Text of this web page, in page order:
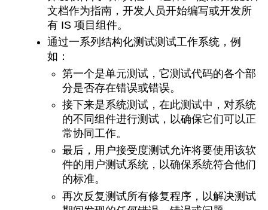
文档作为指南，开发人员开始编写或开发所
有 IS 项目组件。
通过一系列结构化测试测试工作系统，例
如：
第一个是单元测试，它测试代码的各个部
分是否存在错误或错误。
接下来是系统测试，在此测试中，对系统
的不同组件进行测试，以确保它们可以正
常协同工作。
最后，用户接受度测试允许将要使用该软
件的用户测试系统，以确保系统符合他们
的标准。
再次反复测试所有修复程序，以解决测试